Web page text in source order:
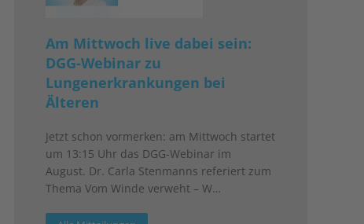
Am Mittwoch live dabei sein:
DGG-Webinar zu
Lungenerkrankungen bei
Älteren
Jetzt schon vormerken: am Mittwoch startet
um 13:15 Uhr das DGG-Webinar im
August. Dr. Carla Stenmanns referiert zum
Thema Vom Winde verweht – W…